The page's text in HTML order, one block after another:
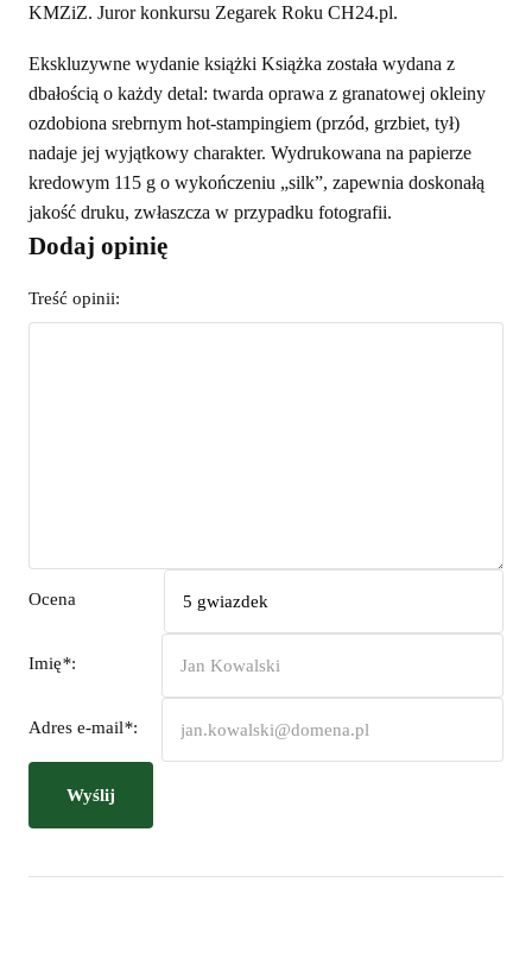
KMZiZ. Juror konkursu Zegarek Roku CH24.pl.
Ekskluzywne wydanie książki Książka została wydana z
dbałością o każdy detal: twarda oprawa z granatowej okleiny
ozdobiona srebrnym hot-stampingiem (przód, grzbiet, tył)
nadaje jej wyjątkowy charakter. Wydrukowana na papierze
kredowym 115 g o wykończeniu „silk”, zapewnia doskonałą
jakość druku, zwłaszcza w przypadku fotografii.
Dodaj opinię
Treść opinii:
Ocena
Imię*:
Adres e-mail*:
Wyślij